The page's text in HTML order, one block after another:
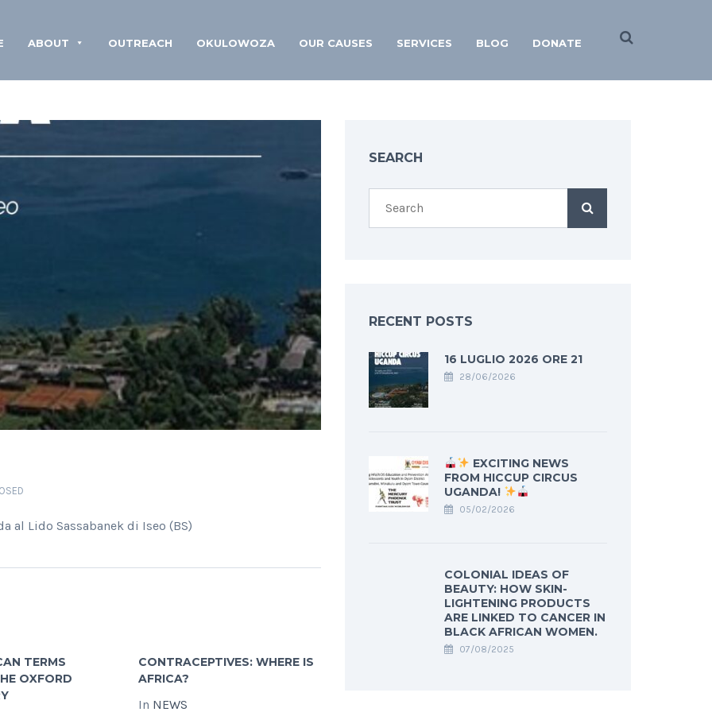
ABOUT OUTREACH OKULOWOZA OUR CAUSES SERVICES BLOG DONATE
al Lido Sassabanek di Iseo (BS)
TERMS
OXFORD
CONTRACEPTIVES: WHERE IS
AFRICA?
In NEWS
SEARCH
RECENT POSTS
16 LUGLIO 2026 ORE 21
28/06/2026
EXCITING NEWS
FROM HICCUP CIRCUS
UGANDA!
05/02/2026
COLONIAL IDEAS OF
BEAUTY: HOW SKIN-
LIGHTENING PRODUCTS
ARE LINKED TO CANCER IN
BLACK AFRICAN WOMEN.
07/08/2025